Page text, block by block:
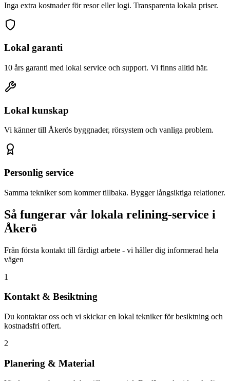
Inga extra kostnader för resor eller logi. Transparenta lokala priser.
Lokal garanti
10 års garanti med lokal service och support. Vi finns alltid här.
Lokal kunskap
Vi känner till Åkerös byggnader, rörsystem och vanliga problem.
Personlig service
Samma tekniker som kommer tillbaka. Bygger långsiktiga relationer.
Så fungerar vår lokala relining-service i
Åkerö
Från första kontakt till färdigt arbete - vi håller dig informerad hela
vägen
1
Kontakt & Besiktning
Du kontaktar oss och vi skickar en lokal tekniker för besiktning och
kostnadsfri offert.
2
Planering & Material